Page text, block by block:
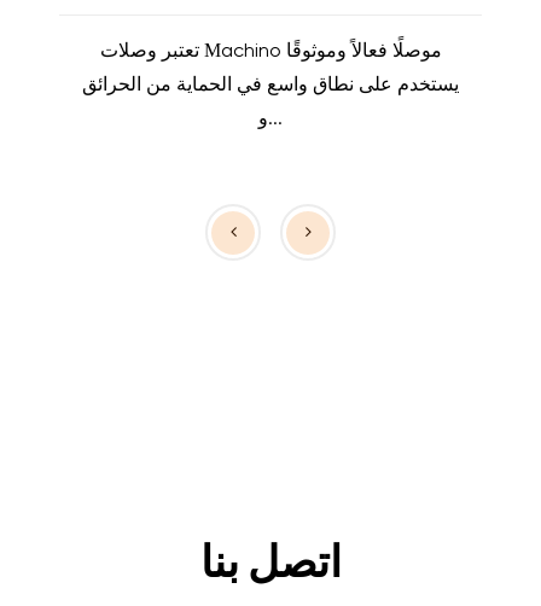
تعتبر وصلات Machino موصلًا فعالاً وموثوقًا
يستخدم على نطاق واسع في الحماية من الحرائق
و...
اتصل بنا